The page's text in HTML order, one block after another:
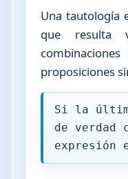
Una tautología
que resulta
proposiciones
Si la
de verdad
expresión